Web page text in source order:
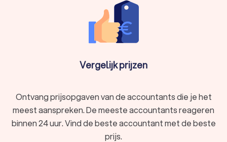
Veldhoven goed aansluit bij jouw behoeften en de financiële
taken waar jij hulp bij zoekt.
Nauwkeurigheid
: Zorgvuldig werken om fouten te
voorkomen.
Analytisch vermogen : In staat om financiële gegevens
te analyseren en te interpreteren.
: Eerlijk en ethisch werken, vertrouwelijke
Vergelijk prijzen
Ontvang prijsopgaven van de accountants die je het
meest aanspreken. De meeste accountants reageren
binnen 24 uur. Vind de beste accountant met de beste
prijs.